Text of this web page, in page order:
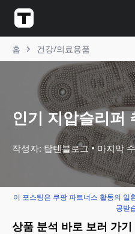
홈 건강/의료용품
인기 지압슬리퍼
작성자: 탑텐블로그 마지막
이 포스팅은 쿠팡 파트너스 활동의 일
공받
상품 분석 바로 보러 가기